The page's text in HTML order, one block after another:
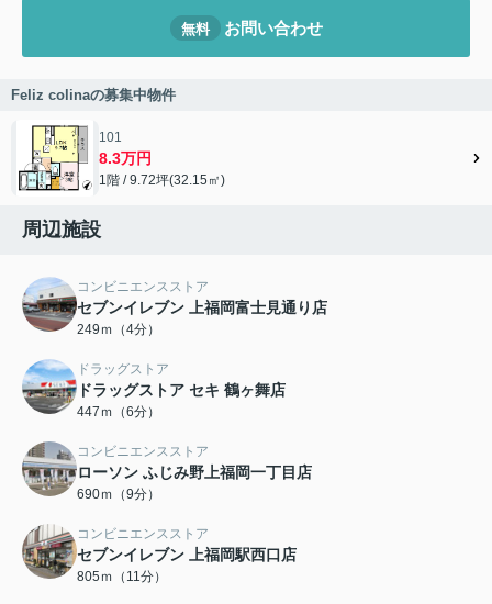
無料 お問い合わせ
Feliz colinaの募集中物件
101
8.3万円
1階 / 9.72坪(32.15㎡)
周辺施設
コンビニエンスストア
セブンイレブン 上福岡富士見通り店
249ｍ（4分）
ドラッグストア
ドラッグストア セキ 鶴ヶ舞店
447ｍ（6分）
コンビニエンスストア
ローソン ふじみ野上福岡一丁目店
690ｍ（9分）
コンビニエンスストア
セブンイレブン 上福岡駅西口店
805ｍ（11分）